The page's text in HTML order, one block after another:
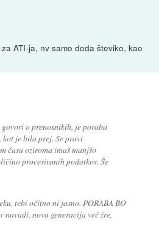
ATI-ja, nv samo doda števiko, kao
o prenosnikih, je poraba
kot je bila prej. Se pravi
času oziroma imaš manjšo
procesiranih podatkov. Še
tebi očitno ni jasno. PORABA BO
navadi, nova generacija več žre,